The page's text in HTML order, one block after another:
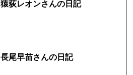
猿荻レオンさんの日記
長尾早苗さんの日記